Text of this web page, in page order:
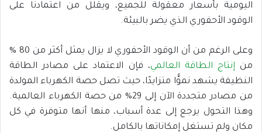
اليومية بأسعار معقولة للجميع، ويقلل من اعتمادنا على
الوقود الأحفوري الذي يضر بالبيئة.
وعلى الرغم من أن الوقود الأحفوري لا يزال يمثل أكثر من 80 %
منإنتاج الطاقة العالمي، فإن الاعتماد على مصادر الطاقة
النظيفة يشهد نموًّا متزايدًا، حيث تصل حصة الكهرباء المولدة
من مصادر متجددة الآن إلى 29% من حصة الكهرباء العالمية.
وهذا التحول يرجع إلى عدة أسباب، منها أنها متوفرة في كل
مكان ولم تستغل إمكاناتها بالكامل.